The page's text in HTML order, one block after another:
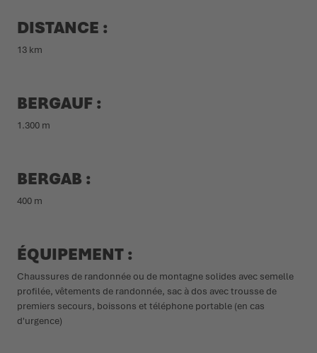
DISTANCE :
13 km
BERGAUF :
1.300 m
BERGAB :
400 m
ÉQUIPEMENT :
Chaussures de randonnée ou de montagne solides avec semelle
profilée, vêtements de randonnée, sac à dos avec trousse de
premiers secours, boissons et téléphone portable (en cas
d'urgence)